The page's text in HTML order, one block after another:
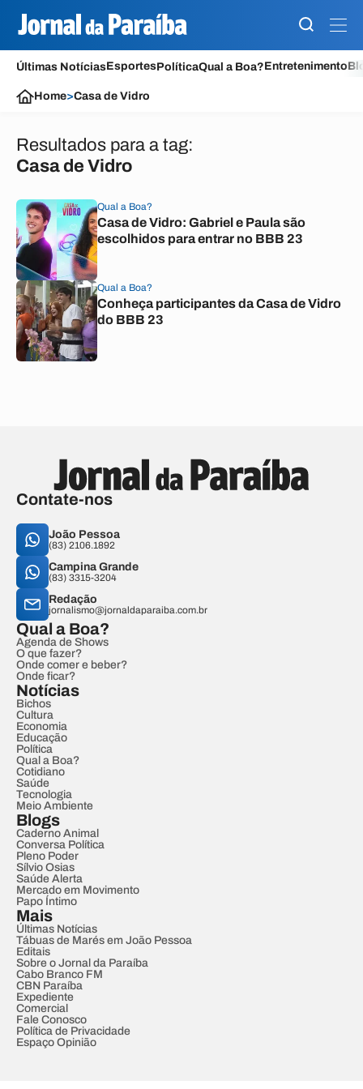
Últimas NotíciasEsportesPolíticaQual a Boa?Entretenimento
Home>Casa de Vidro
Resultados para a tag:
Casa de Vidro
Qual a Boa?
Casa de Vidro: Gabriel e Paula são
escolhidos para entrar no BBB 23
Qual a Boa?
Conheça participantes da Casa de Vidro
do BBB 23
Contate-nos
João Pessoa
(83) 2106.1892
Campina Grande
(83) 3315-3204
Redação
jornalismo@jornaldaparaiba.com.br
Qual a Boa?
Agenda de Shows
O que fazer?
Onde comer e beber?
Onde ficar?
Notícias
Bichos
Cultura
Economia
Educação
Política
Qual a Boa?
Cotidiano
Saúde
Tecnologia
Meio Ambiente
Blogs
Caderno Animal
Conversa Política
Pleno Poder
Sílvio Osias
Saúde Alerta
Mercado em Movimento
Papo Íntimo
Mais
Últimas Notícias
Tábuas de Marés em João Pessoa
Editais
Sobre o Jornal da Paraíba
Cabo Branco FM
CBN Paraíba
Expediente
Comercial
Fale Conosco
Política de Privacidade
Espaço Opinião